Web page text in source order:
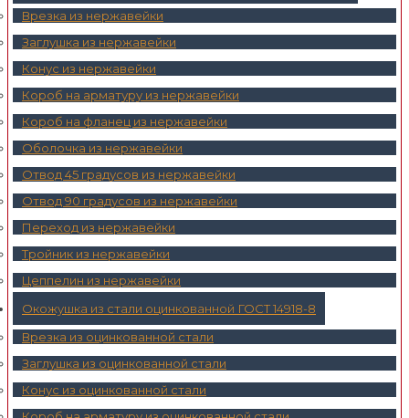
Врезка из нержавейки
Заглушка из нержавейки
Конус из нержавейки
Короб на арматуру из нержавейки
Короб на фланец из нержавейки
Оболочка из нержавейки
Отвод 45 градусов из нержавейки
Отвод 90 градусов из нержавейки
Переход из нержавейки
Тройник из нержавейки
Цеппелин из нержавейки
Окожушка из стали оцинкованной ГОСТ 14918-8
Врезка из оцинкованной стали
Заглушка из оцинкованной стали
Конус из оцинкованной стали